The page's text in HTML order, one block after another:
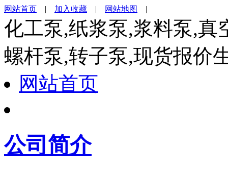
网站首页 | 加入收藏 | 网站地图 |
化工泵,纸浆泵,浆料泵,真
螺杆泵,转子泵,现货报价
网站首页
公司简介